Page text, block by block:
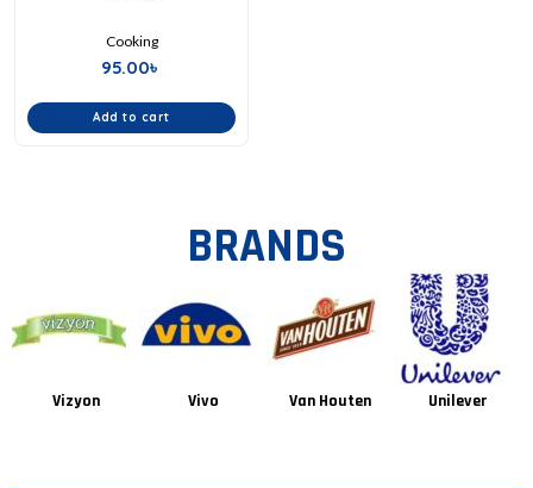
Cooking
95.00৳
Add to cart
BRANDS
Vizyon Vivo Van Houten Unilever